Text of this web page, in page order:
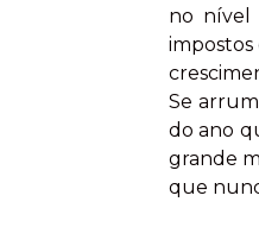
no nível
Se
do ano
grande
que